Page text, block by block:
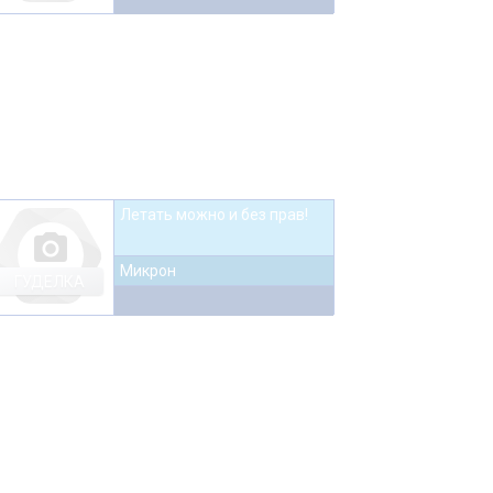
photo_camera
Летать можно и без прав!
Микрон